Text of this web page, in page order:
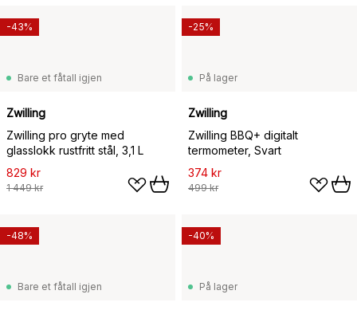
Bare et fåtall igjen
Zwilling
Zwilling pro gryte med
glasslokk rustfritt stål, 3,1 L
829 kr
1 449 kr
-43%
På lager
Zwilling
Zwilling BBQ+ digitalt
termometer, Svart
374 kr
499 kr
-25%
Bare et fåtall igjen
-48%
På lager
-40%